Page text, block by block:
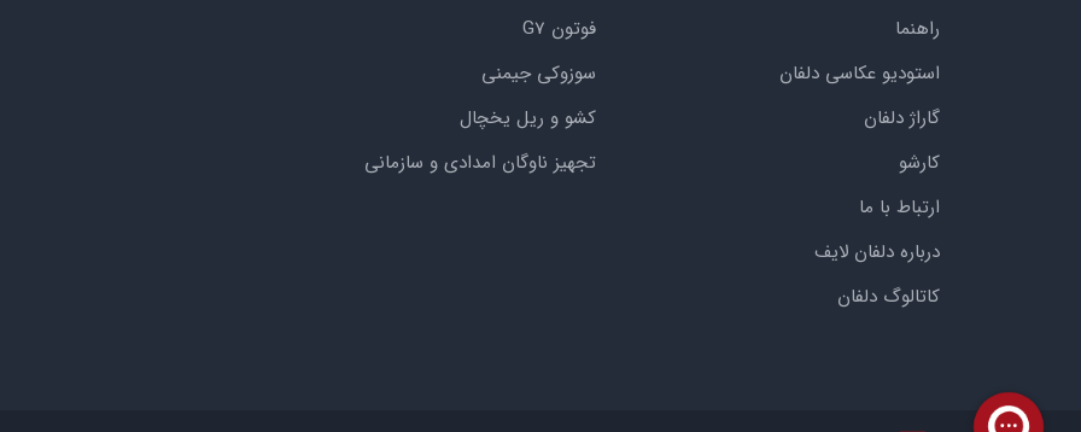
راهنما
استودیو عکاسی دلفان
گاراژ دلفان
کارشو
ارتباط با ما
درباره دلفان لایف
کاتالوگ دلفان
فوتون G7
سوزوکی جیمنی
کشو و ریل یخچال
تجهیز ناوگان امدادی و سازمانی